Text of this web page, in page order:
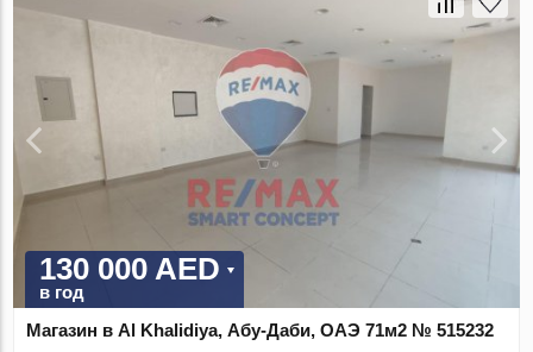
130 000 AED
в год
Магазин в Al Khalidiya, Абу-Даби, ОАЭ 71м2 № 515232